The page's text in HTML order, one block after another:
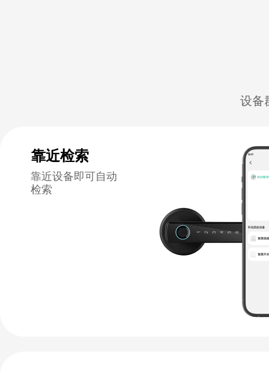
设备
靠近检索
靠近设备即可自动
检索